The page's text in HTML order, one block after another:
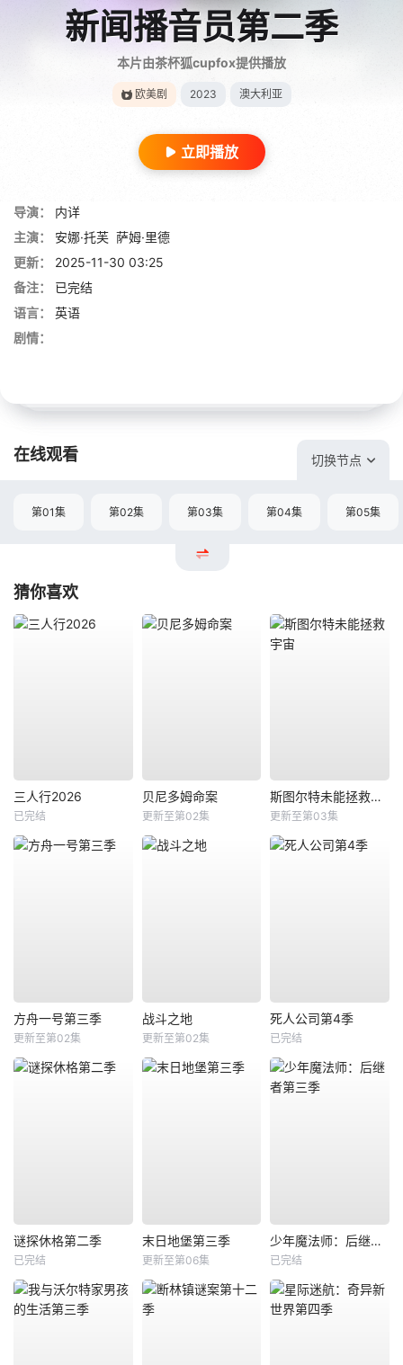
新闻播音员第二季
本片由茶杯狐cupfox提供播放
欧美剧 2023 澳大利亚
立即播放
导演：
内详
主演：
安娜·托芙 萨姆·里德
更新：
2025-11-30 03:25
备注：
已完结
语言：
英语
剧情：
在线观看 切换节点
第01集 第02集 第03集 第04集 第05集
猜你喜欢
三人行2026
已完结
贝尼多姆命案
更新至第02集
斯图尔特未能拯救宇宙
更新至第03集
方舟一号第三季
更新至第02集
战斗之地
更新至第02集
死人公司第4季
已完结
谜探休格第二季
已完结
末日地堡第三季
更新至第06集
少年魔法师：后继者第三季
已完结